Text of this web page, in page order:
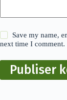
Save my name,
next time I comment.
Publiser